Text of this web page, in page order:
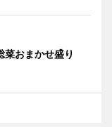
おまかせ盛り